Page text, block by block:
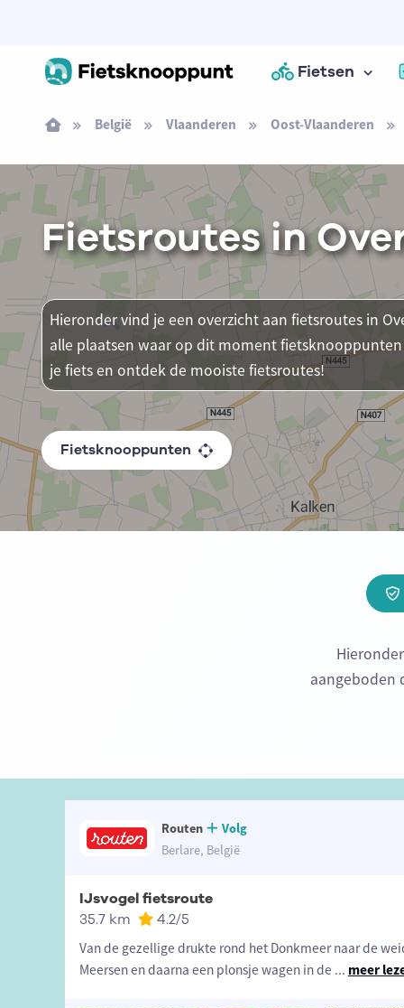
Fietsen
België Vlaanderen Oost-Vlaanderen
Fietsroutes in
Hieronder vind je een overzicht aan fietsroutes in
alle plaatsen waar op dit moment
je fiets en ontdek de mooiste fietsroutes!
Fietsknooppunten
aangeboden
Routen
Volg
Berlare, België
IJsvogel fietsroute
35.7 km 4.2/5
Van de gezellige drukte rond het Donkmeer naar de
Meersen en daarna een plonsje wagen in de ... meer